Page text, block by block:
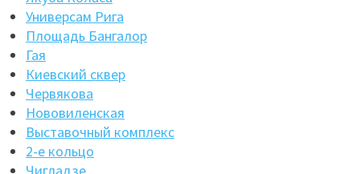
Универсам Рига
Площадь Бангалор
Гая
Киевский сквер
Червякова
Нововиленская
Выставочный комплекс
2-е кольцо